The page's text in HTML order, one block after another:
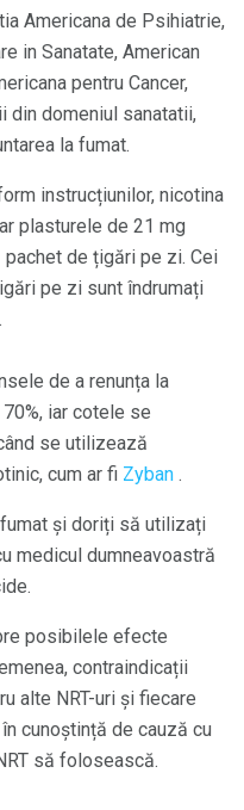
Americana de Psihiatrie,
in Sanatate, American
pentru Cancer,
din domeniul sanatatii,
la fumat.
instrucțiunilor, nicotina
plasturele de 21 mg
de țigări pe zi. Cei
pe zi sunt îndrumați
de a renunța la
iar cotele se
se utilizează
cum ar fi Zyban .
și doriți să utilizați
medicul dumneavoastră
posibilele efecte
contraindicații
alte NRT-uri și fiecare
cunoștință de cauză cu
să folosească.